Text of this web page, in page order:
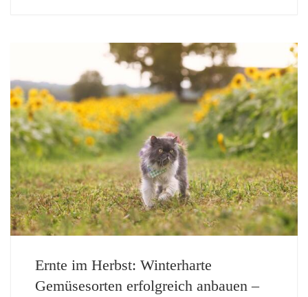
Ernte im Herbst: Winterharte
Gemüsesorten erfolgreich anbauen –